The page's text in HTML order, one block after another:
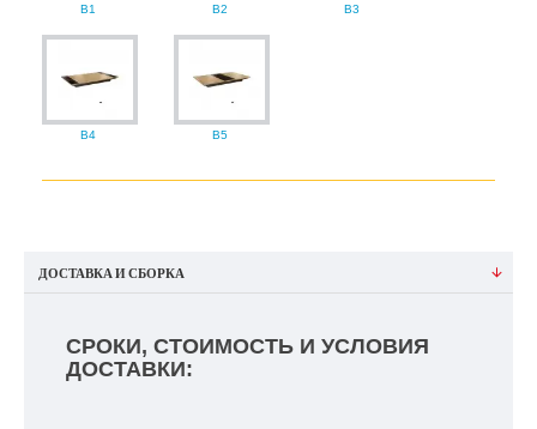
B1 B2 B3
B4 B5
ДОСТАВКА И СБОРКА
СРОКИ, СТОИМОСТЬ И УСЛОВИЯ
ДОСТАВКИ: